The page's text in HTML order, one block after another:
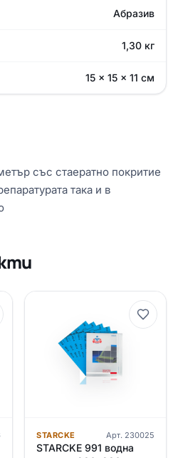
Абразив
1,30 кг
15 × 15 × 11 см
със стаератно покритие
така и в
STARCKE Арт. 230025
STARCKE 991 водна